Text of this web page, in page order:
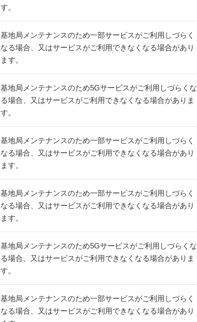
す。
基地局メンテナンスのため一部サービスがご利用しづらく
なる場合、又はサービスがご利用できなくなる場合があり
ます。
基地局メンテナンスのため5Gサービスがご利用しづらくな
る場合、又はサービスがご利用できなくなる場合がありま
す。
基地局メンテナンスのため一部サービスがご利用しづらく
なる場合、又はサービスがご利用できなくなる場合があり
ます。
基地局メンテナンスのため一部サービスがご利用しづらく
なる場合、又はサービスがご利用できなくなる場合があり
ます。
基地局メンテナンスのため5Gサービスがご利用しづらくな
る場合、又はサービスがご利用できなくなる場合がありま
す。
基地局メンテナンスのため一部サービスがご利用しづらく
なる場合、又はサービスがご利用できなくなる場合があり